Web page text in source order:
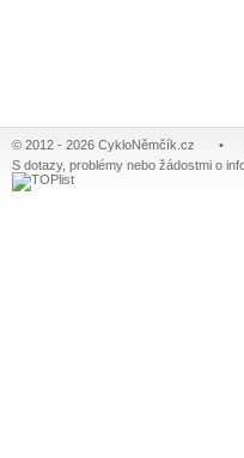
© 2012 - 2026 CykloNěmčík.cz •
S dotazy, problémy nebo žádostmi o